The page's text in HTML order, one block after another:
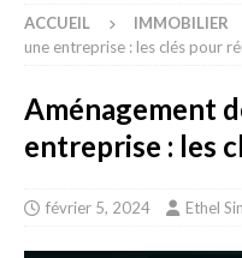
ACCUEIL IMMOBILIER
une entreprise : les clés pour
Aménagement
entreprise : les
février 5, 2024 Ethel